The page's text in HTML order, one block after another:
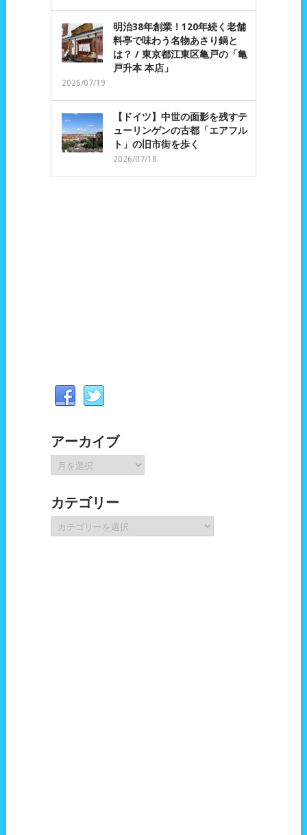
明治38年創業！120年続く老舗
料亭で味わう名物あさり鍋と
は？ / 東京都江東区亀戸の「亀
戸升本 本店」
2026/07/19
【ドイツ】中世の面影を残すテ
ューリンゲンの古都「エアフル
ト」の旧市街を歩く
2026/07/18
アーカイブ
ー
イ
ブ
カテゴリー
テ